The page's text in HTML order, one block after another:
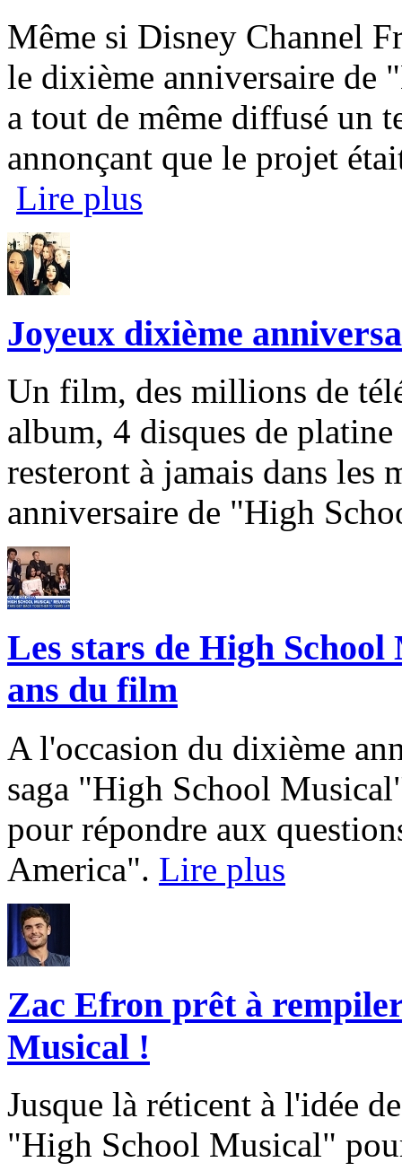
Même si Disney Channel
le dixième anniversaire de
a tout de même diffusé un
annonçant que le projet
Lire plus
Joyeux dixième
Un film, des millions de
album, 4 disques de
resteront à jamais dans les
anniversaire de "High
Les stars de High
ans du film
A l'occasion du dixième
saga "High School
pour répondre aux
America". Lire plus
Zac Efron prêt à
Musical !
Jusque là réticent à l'idée
"High School Musical"